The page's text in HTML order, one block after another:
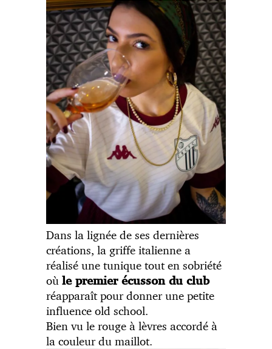
Dans la lignée de ses dernières
créations, la griffe italienne a
réalisé une tunique tout en sobriété
oùle premier écusson du club
réapparaît pour donner une petite
influence old school.
Bien vu le rouge à lèvres accordé à
la couleur du maillot.